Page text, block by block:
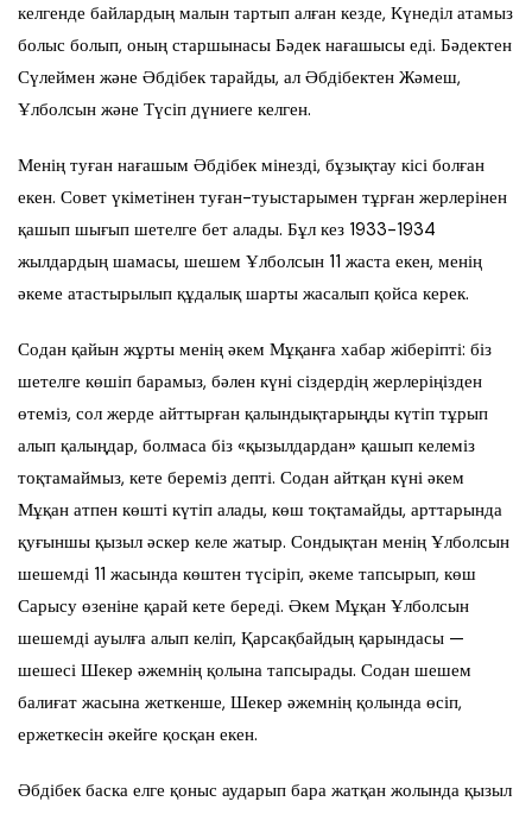
келгенде байлардың малын тартып алған кезде, Күнеділ атамыз
болыс болып, оның старшынасы Бәдек нағашысы еді. Бәдектен
Сүлеймен және Әбдібек тарайды, ал Әбдібектен Жәмеш,
Ұлболсын және Түсіп дүниеге келген.
Менің туған нағашым Әбдібек мінезді, бұзықтау кісі болған
екен. Совет үкіметінен туған-туыстарымен тұрған жерлерінен
қашып шығып шетелге бет алады. Бұл кез 1933-1934
жылдардың шамасы, шешем Ұлболсын 11 жаста екен, менің
әкеме атастырылып құдалық шарты жасалып қойса керек.
Содан қайын жұрты менің әкем Мұқанға хабар жіберіпті: біз
шетелге көшіп барамыз, бәлен күні сіздердің жерлеріңізден
өтеміз, сол жерде айттырған қалындықтарыңды күтіп тұрып
алып қалыңдар, болмаса біз «қызылдардан» қашып келеміз
тоқтамаймыз, кете береміз депті. Содан айтқан күні әкем
Мұқан атпен көшті күтіп алады, көш тоқтамайды, арттарында
қуғыншы қызыл әскер келе жатыр. Сондықтан менің Ұлболсын
шешемді 11 жасында көштен түсіріп, әкеме тапсырып, көш
Сарысу өзеніне қарай кете береді. Әкем Мұқан Ұлболсын
шешемді ауылға алып келіп, Қарсақбайдың қарындасы —
шешесі Шекер әжемнің қолына тапсырады. Содан шешем
балиғат жасына жеткенше, Шекер әжемнің қолында өсіп,
ержеткесін әкейге қосқан екен.
Әбдібек баска елге қоныс аударып бара жатқан жолында қызыл